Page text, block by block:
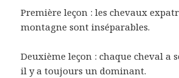
Première leçon : les chevaux
montagne sont inséparables.
Deuxième leçon : chaque cheval a
il y a toujours un dominant.